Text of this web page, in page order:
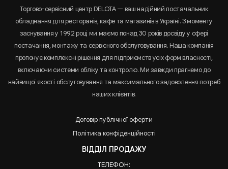
Торгово-сервісний центр DELOTA — ваш надійний постачальник
обладнання для ресторанів, кафе та магазинів в Україні. З моменту
заснування у 1992 році ми маємо понад 30 років досвіду у сфері
постачання, монтажу та сервісного обслуговування. Наша компанія
пропонує комплексні рішення для підприємств усіх форм власності,
включаючи системи обліку та контролю. Ми завжди прагнемо до
найвищої якості обслуговування та максимального задоволення потреб
наших клієнтів.
Договір публічної оферти
Політика конфіденційності
ВІДДІЛ ПРОДАЖУ
ТЕЛЕФОН: